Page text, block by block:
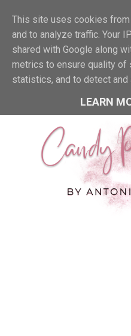
This site uses cookies
and to analyze traffic. Your
shared with Google along
metrics to ensure quality of
statistics, and to detect and
LEARN